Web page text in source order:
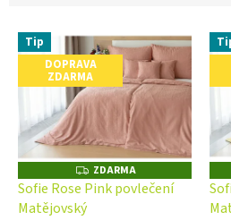
p
Tip
DOPRAVA
ZDARMA
Z
D
A
ZDARMA
Sofie Rose Pink povlečení
Matějovský